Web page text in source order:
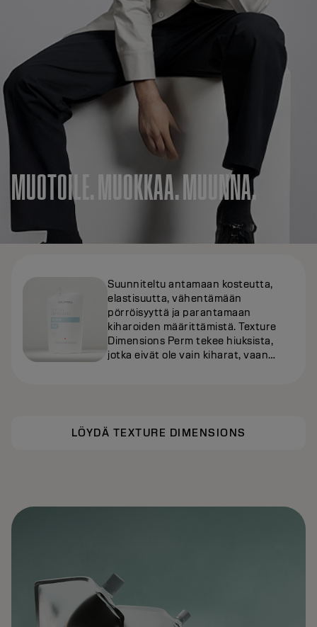
MUOTOILE. MUOKKAA. MUUNNA.
LÖYDÄ TEXTURE DIMENSIONS
Suunniteltu antamaan kosteutta,
elastisuutta, vähentämään
pörröisyyttä ja parantamaan
kiharoiden määrittämistä. Texture
Dimensions Perm tekee hiuksista,
jotka eivät ole vain kiharat, vaan